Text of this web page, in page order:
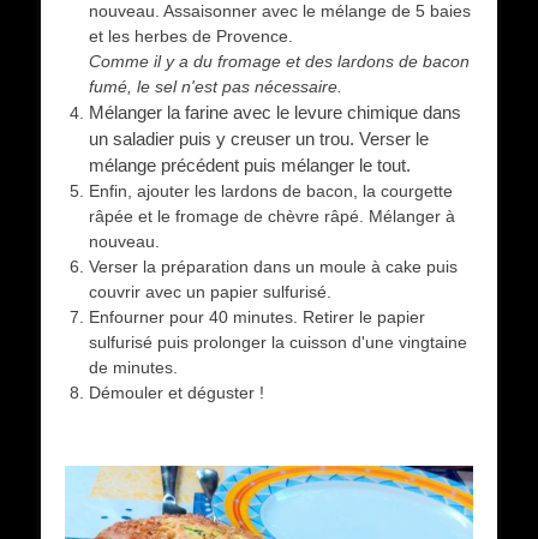
nouveau. Assaisonner avec le mélange de 5 baies
et les herbes de Provence.
Comme il y a du fromage et des lardons de bacon
fumé, le sel n'est pas nécessaire.
Mélanger la farine avec le levure chimique dans
un saladier puis y creuser un trou. Verser le
mélange précédent puis mélanger le tout.
Enfin, ajouter les lardons de bacon, la courgette
râpée et le fromage de chèvre râpé. Mélanger à
nouveau.
Verser la préparation dans un moule à cake puis
couvrir avec un papier sulfurisé.
Enfourner pour 40 minutes. Retirer le papier
sulfurisé puis prolonger la cuisson d'une vingtaine
de minutes.
Démouler et déguster !